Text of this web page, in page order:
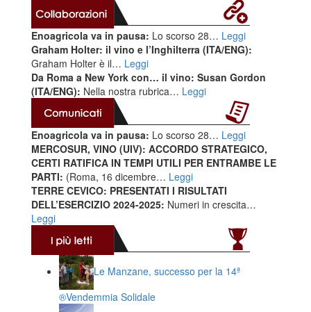
Enoagricola va in pausa: Lo scorso 28… Leggi
Graham Holter: il vino e l’Inghilterra (ITA/ENG):
Graham Holter è il… Leggi
Da Roma a New York con… il vino: Susan Gordon
(ITA/ENG): Nella nostra rubrica… Leggi
Enoagricola va in pausa: Lo scorso 28… Leggi
MERCOSUR, VINO (UIV): ACCORDO STRATEGICO,
CERTI RATIFICA IN TEMPI UTILI PER ENTRAMBE LE
PARTI: (Roma, 16 dicembre… Leggi
TERRE CEVICO: PRESENTATI I RISULTATI
DELL’ESERCIZIO 2024-2025: Numeri in crescita…
Leggi
Le Manzane, successo per la 14ª
®️Vendemmia Solidale